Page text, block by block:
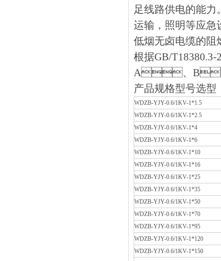
足线路供电的能力
运输，照明等应
低烟无卤电缆的阻
根据GB/T18380.3-
A、B
产品规格型号选型
WDZB-YJY-0.6/1KV-1*1.5
WDZB-YJY-0.6/1KV-1*2.5
WDZB-YJY-0.6/1KV-1*4
WDZB-YJY-0.6/1KV-1*6
WDZB-YJY-0.6/1KV-1*10
WDZB-YJY-0.6/1KV-1*16
WDZB-YJY-0.6/1KV-1*25
WDZB-YJY-0.6/1KV-1*35
WDZB-YJY-0.6/1KV-1*50
WDZB-YJY-0.6/1KV-1*70
WDZB-YJY-0.6/1KV-1*95
WDZB-YJY-0.6/1KV-1*120
WDZB-YJY-0.6/1KV-1*150